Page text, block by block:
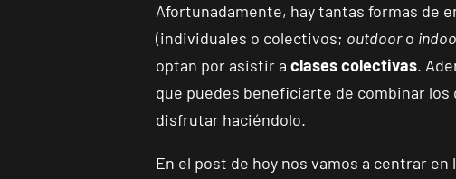
Afortunadamente, hay tantas formas de
(individuales o colectivos; outdooro
optan por asistir a clases colectivas.
que puedes beneficiarte de combinar
disfrutar haciéndolo.
En el post de hoy nos vamos a centrar